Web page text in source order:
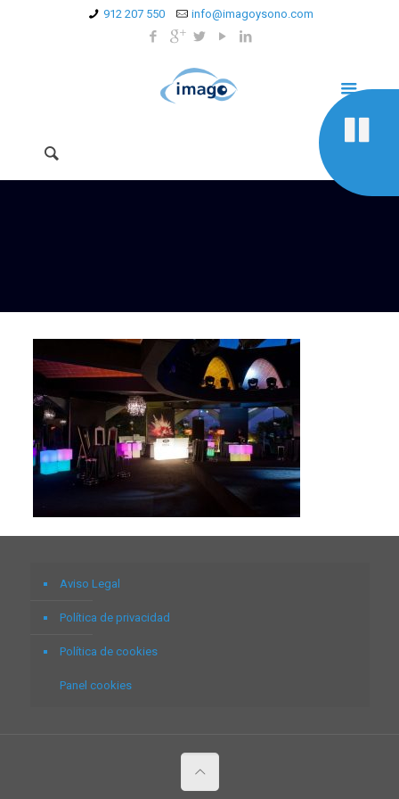
912 207 550 info@imagoysono.com
Aviso Legal
Política de privacidad
Política de cookies
Panel cookies